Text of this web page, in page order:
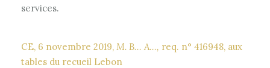
services.
CE, 6 novembre 2019, M. B… A…, req. n° 416948, aux
tables du recueil Lebon